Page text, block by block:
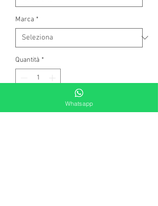
Marca *
Quantità *
Aggiungi al carrello
Whatsapp